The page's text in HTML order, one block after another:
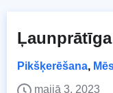
Pikšķerēšana,
maijā 3, 2023